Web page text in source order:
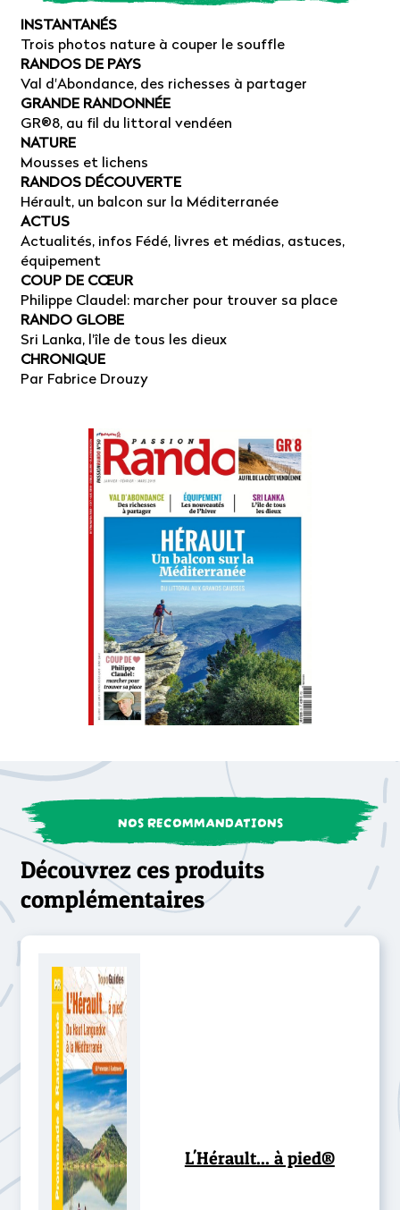
INSTANTANÉS
Trois photos nature à couper le souffle
RANDOS DE PAYS
Val d'Abondance, des richesses à partager
GRANDE RANDONNÉE
GR®8, au fil du littoral vendéen
NATURE
Mousses et lichens
RANDOS DÉCOUVERTE
Hérault, un balcon sur la Méditerranée
ACTUS
Actualités, infos Fédé, livres et médias, astuces,
équipement
COUP DE CŒUR
Philippe Claudel: marcher pour trouver sa place
RANDO GLOBE
Sri Lanka, l'île de tous les dieux
CHRONIQUE
Par Fabrice Drouzy
NOS RECOMMANDATIONS
Découvrez ces produits
complémentaires
L'Hérault... à pied®